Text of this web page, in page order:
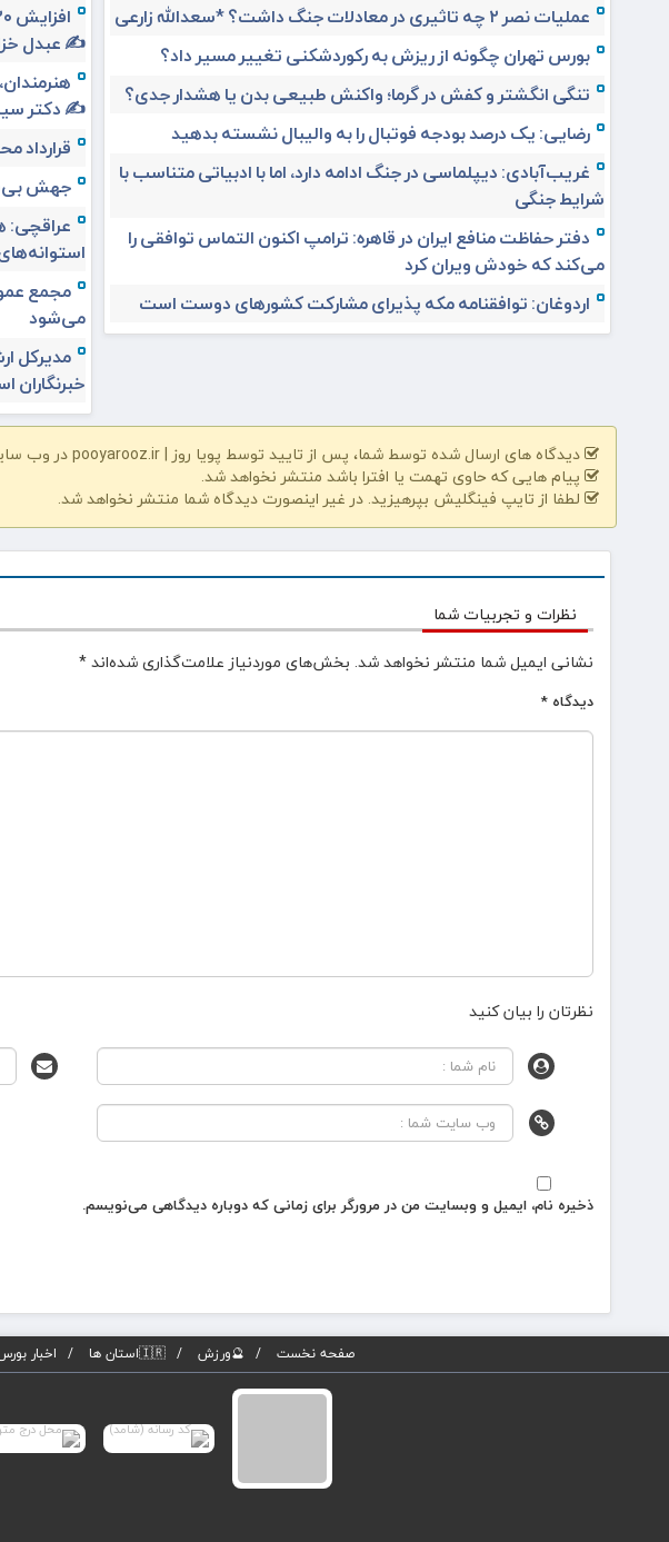
عملیات نصر ۲ چه تاثیری در معادلات جنگ داشت؟ *سعدالله زارعی
بورس تهران چگونه از ریزش به رکوردشکنی تغییر مسیر داد؟
تنگی انگشتر و کفش در گرما؛ واکنش طبیعی بدن یا هشدار جدی؟
رضایی: یک درصد بودجه فوتبال را به والیبال نشسته بدهید
غریب‌آبادی: دیپلماسی در جنگ ادامه دارد، اما با ادبیاتی متناسب با
شرایط جنگی
دفتر حفاظت منافع ایران در قاهره: ترامپ اکنون التماس توافقی را
می‌کند که خودش ویران کرد
اردوغان: توافقنامه مکه پذیرای مشارکت کشورهای دوست است
✍️ عبدل
✍️ دکتر
قرارداد
جهش
عراقچی:
می‌شود
مدیرکل
خبرنگاران
دیدگاه های ارسال شده توسط شما، پس از تایید توسط پویا روز | pooyarooz.ir در وب سایت منتشر خواهد شد
پیام هایی که حاوی تهمت یا افترا باشد منتشر نخواهد شد.
لطفا از تایپ فینگلیش بپرهیزید. در غیر اینصورت دیدگاه شما منتشر نخواهد شد.
نظرات و تجربیات شما
نشانی ایمیل شما منتشر نخواهد شد. بخش‌های موردنیاز علامت‌گذاری شده‌اند*
دیدگاه *
نظرتان را بیان کنید
ذخیره نام، ایمیل و وبسایت من در مرورگر برای زمانی که دوباره دیدگاهی می‌نویسم.
صفحه نخست 🔮ورزش 🇮🇷استان ها اخبار